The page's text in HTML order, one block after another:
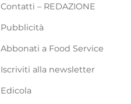
Contatti – REDAZIONE
Pubblicità
Abbonati a Food Service
Iscriviti alla newsletter
Edicola